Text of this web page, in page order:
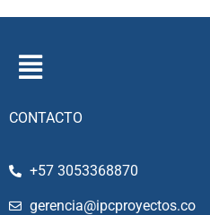
CONTACTO
+57 3053368870
gerencia@ipcproyectos.co